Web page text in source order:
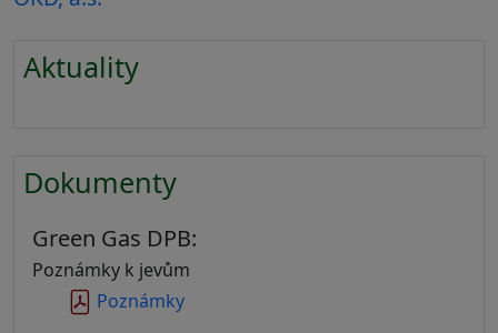
Aktuality
Dokumenty
Green Gas DPB:
Poznámky k jevům
Poznámky